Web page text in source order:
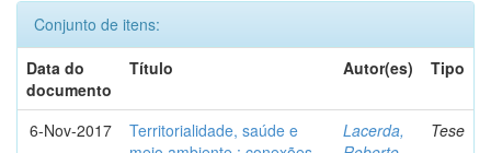
Conjunto de itens:
Data do
documento
Título Autor(es) Tipo
6-Nov-2017
Territorialidade, saúde e
Lacerda,
Tese